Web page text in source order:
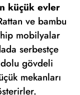
küçük evler
ve bambu
mobilyalar
serbestçe
gövdeli
mekanları